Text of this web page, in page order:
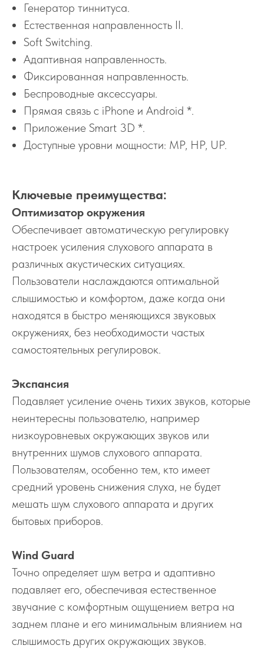
Генератор тиннитуса.
Естественная направленность II.
Soft Switching.
Адаптивная направленность.
Фиксированная направленность.
Беспроводные аксессуары.
Прямая связь с iPhone и Android *.
Приложение Smart 3D *.
Доступные уровни мощности: MP, HP, UP.
Ключевые преимущества:
Оптимизатор окружения
Обеспечивает автоматическую регулировку
настроек усиления слухового аппарата в
различных акустических ситуациях.
Пользователи наслаждаются оптимальной
слышимостью и комфортом, даже когда они
находятся в быстро меняющихся звуковых
окружениях, без необходимости частых
самостоятельных регулировок.
Экспансия
Подавляет усиление очень тихих звуков, которые
неинтересны пользователю, например
низкоуровневых окружающих звуков или
внутренних шумов слухового аппарата.
Пользователям, особенно тем, кто имеет
средний уровень снижения слуха, не будет
мешать шум слухового аппарата и других
бытовых приборов.
Wind Guard
Точно определяет шум ветра и адаптивно
подавляет его, обеспечивая естественное
звучание с комфортным ощущением ветра на
заднем плане и его минимальным влиянием на
слышимость других окружающих звуков.